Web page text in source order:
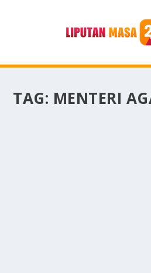
TAG: MENTERI